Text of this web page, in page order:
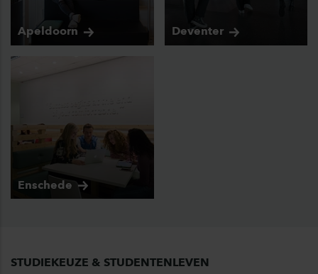
Apeldoorn Deventer
Enschede
STUDIEKEUZE & STUDENTENLEVEN